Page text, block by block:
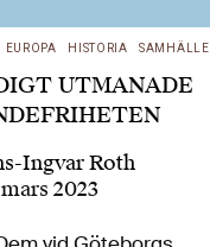
EUROPA HISTORIA SAMHÄLLE
UTMANADE
Ingvar Roth
2023